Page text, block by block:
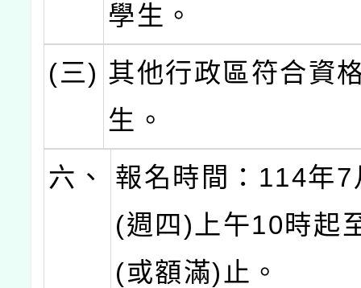
學生。
(三) 其他行政區符合資
生。
六、
報名時間：114年
(週四)上午10時起
(或額滿)止。